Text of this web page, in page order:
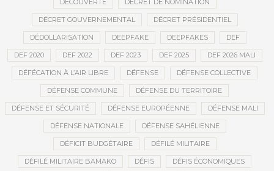
DÉCOUVERTE DÉCRET DE NOMINATION
DÉCRET GOUVERNEMENTAL DÉCRET PRÉSIDENTIEL
DÉDOLLARISATION DEEPFAKE DEEPFAKES DEF
DEF 2020 DEF 2022 DEF 2023 DEF 2025 DEF 2026 MALI
DÉFÉCATION À L’AIR LIBRE DÉFENSE DÉFENSE COLLECTIVE
DÉFENSE COMMUNE DÉFENSE DU TERRITOIRE
DÉFENSE ET SÉCURITÉ DÉFENSE EUROPÉENNE DÉFENSE MALI
DÉFENSE NATIONALE DÉFENSE SAHÉLIENNE
DÉFICIT BUDGÉTAIRE DÉFILÉ MILITAIRE
DÉFILÉ MILITAIRE BAMAKO DÉFIS DÉFIS ÉCONOMIQUES